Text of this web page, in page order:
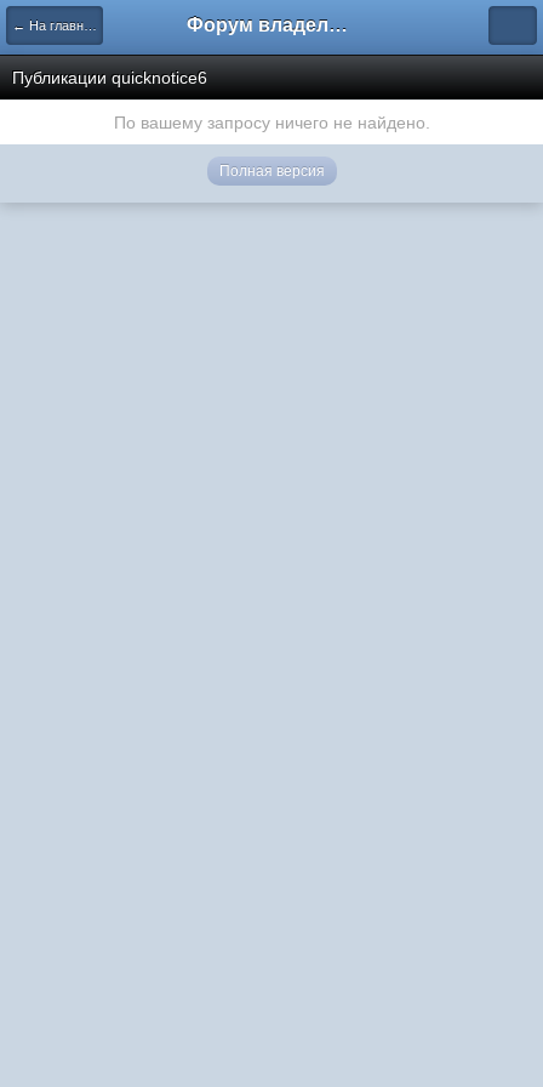
← На главную Форум владельцев интернет-магазинов
Публикации quicknotice6
По вашему запросу ничего не найдено.
Полная версия